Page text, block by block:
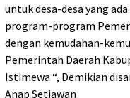
untuk desa-desa yang
program-program
dengan kemudahan-
Pemerintah Daerah
Istimewa “, Demikian
Anap Setiawan